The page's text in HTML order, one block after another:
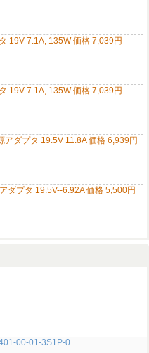
19V 7.1A, 135W 価格 7,039円
19V 7.1A, 135W 価格 7,039円
ダプタ 19.5V 11.8A 価格 6,939円
ダプタ 19.5V--6.92A 価格 5,500円
00-01-3S1P-0